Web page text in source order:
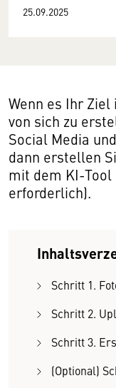
25.09.2025
Wenn es Ihr
von sich zu
Social Media
dann erstellen
mit dem KI-Tool
erforderlich).
Schritt 1.
Schritt 2.
Schritt 3.
(Optional)